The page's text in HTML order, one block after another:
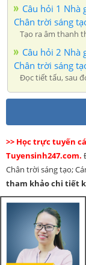
Câu hỏi 1 Nhà
Chân trời sáng
Tạo ra âm thanh
Câu hỏi 2 Nhà
Chân trời sáng
Đọc tiết tấu, sau
>> Học trực tuyến
Tuyensinh247.com.
Chân trời sáng tạo;
tham khảo chi tiết